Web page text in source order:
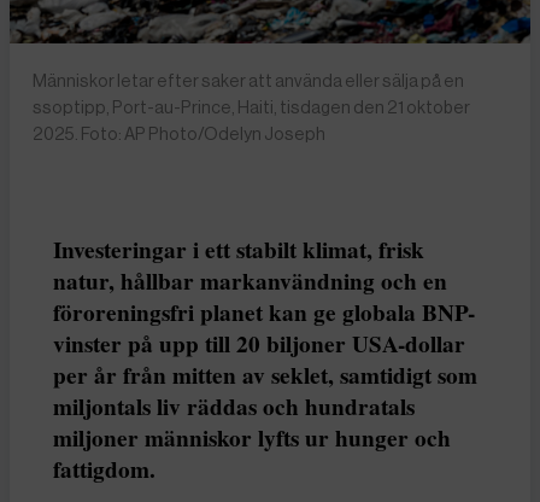
Människor letar efter saker att använda eller sälja på en
ssoptipp, Port-au-Prince, Haiti, tisdagen den 21 oktober
2025. Foto: AP Photo/Odelyn Joseph
Investeringar i ett stabilt klimat, frisk
natur, hållbar markanvändning och en
föroreningsfri planet kan ge globala BNP-
vinster på upp till 20 biljoner USA-dollar
per år från mitten av seklet, samtidigt som
miljontals liv räddas och hundratals
miljoner människor lyfts ur hunger och
fattigdom.